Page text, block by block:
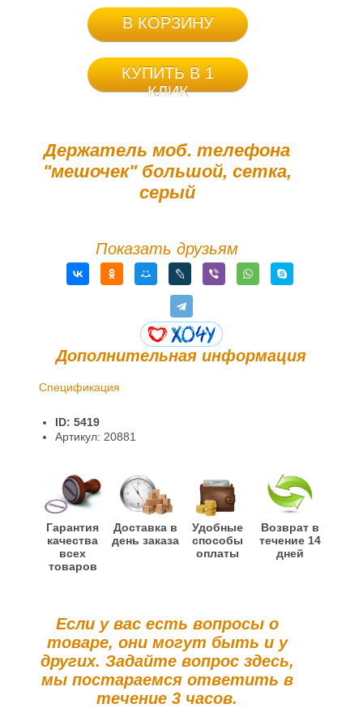
Держатель моб. телефона
"мешочек" большой, сетка,
серый
В КОРЗИНУ
КУПИТЬ В 1
КЛИК
Показать друзьям
Дополнительная информация
Спецификация
Гарантии и возврат
ID: 5419
Артикул: 20881
Гарантия
качества
всех
товаров
Доставка в
день заказа
Удобные
способы
оплаты
Возврат в
течение 14
дней
Если у вас есть вопросы о
товаре, они могут быть и у
других. Задайте вопрос здесь,
мы постараемся ответить в
течение 3 часов.